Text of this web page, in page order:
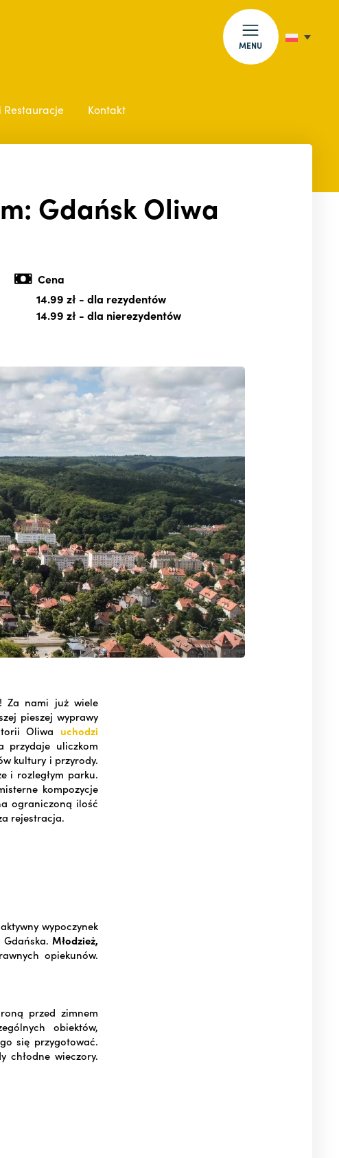
MENU
Restauracje Kontakt
Gdańsk Oliwa
Cena
14.99 zł- dla rezydentów
14.99 zł- dla nierezydentów
Za nami już wiele
pieszej wyprawy
Oliwa uchodzi
przydaje uliczkom
kultury i przyrody.
i rozległym parku.
kompozycje
ograniczoną ilość
rejestracja.
wypoczynek
Młodzież,
opiekunów.
przed zimnem
obiektów,
się przygotować.
chłodne wieczory.